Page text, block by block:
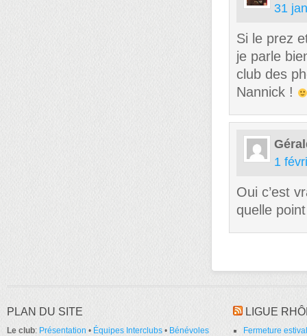
31
Si le prez
je parle
club des
Nannick !
1
Oui c’est
quelle
PLAN DU SITE
Le club: Présentation • Équipes Interclubs • Bénévoles
LIGUE
Fermeture